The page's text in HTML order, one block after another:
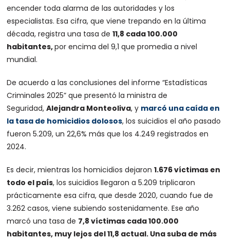
encender toda alarma de las autoridades y los
especialistas. Esa cifra, que viene trepando en la última
década, registra una tasa de11,8 cada 100.000
habitantes,por encima del 9,1 que promedia a nivel
mundial.
De acuerdo a las conclusiones del informe “Estadísticas
Criminales 2025” que presentó la ministra de
Seguridad,Alejandra Monteoliva, y marcó una caída en
la tasa de homicidios dolosos, los suicidios el año pasado
fueron 5.209, un 22,6% más que los 4.249 registrados en
2024.
Es decir, mientras los homicidios dejaron1.676 víctimas en
todo el país, los suicidios llegaron a 5.209 triplicaron
prácticamente esa cifra, que desde 2020, cuando fue de
3.262 casos, viene subiendo sostenidamente. Ese año
marcó una tasa de 7,8 víctimas cada 100.000
habitantes, muy lejos del 11,8 actual. Una suba de más